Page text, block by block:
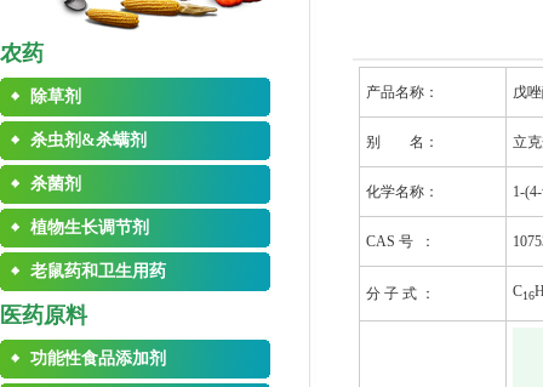
农药
除草剂
杀虫剂&杀螨剂
杀菌剂
植物生长调节剂
老鼠药和卫生用药
医药原料
功能性食品添加剂
产品名称： 戊
别 名： 立
化学名称： 1-
CAS 号 ：
分 子 式 ： C16